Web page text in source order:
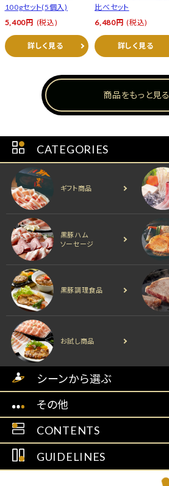
100gセット(5個入)
5,400円 (税込)
詳しく見る
比べセット
6,480円 (税込)
詳しく見る
商品をもっと見る
CATEGORIES
ギフト商品
黒豚ハム
ソーセージ
黒豚調理食品
お試し商品
シーンから選ぶ
その他
CONTENTS
GUIDELINES